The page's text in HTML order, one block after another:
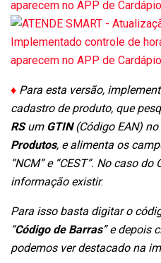
♦ Para esta versão,
cadastro de produto, que
RSum GTIN(Código EAN) no
Produtos, e alimenta os
“NCM” e “CEST”. No caso do
informação existir.
Para isso basta digitar o
“Código de Barras” e depois
podemos ver destacado na